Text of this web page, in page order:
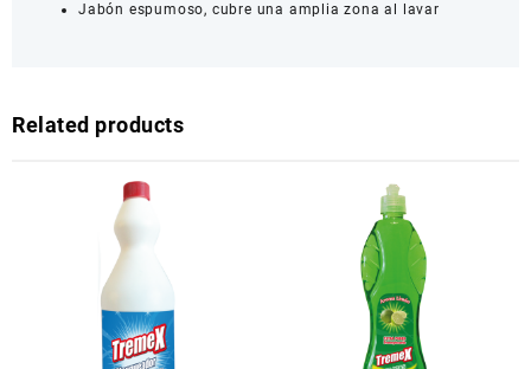
Jabón espumoso, cubre una amplia zona al lavar
Related products